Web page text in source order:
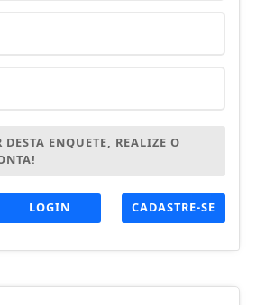
DESTA ENQUETE, REALIZE O
LOGIN CADASTRE-SE